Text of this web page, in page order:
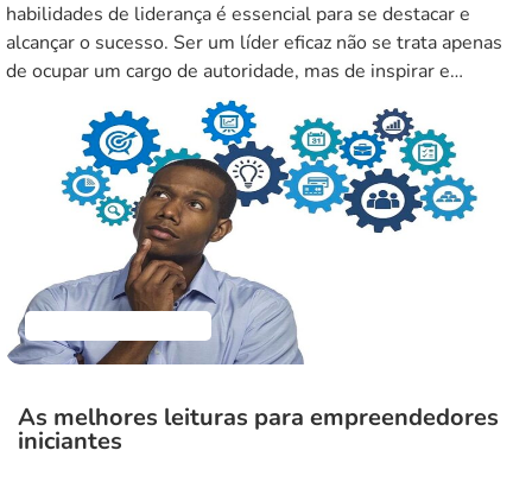
habilidades de liderança é essencial para se destacar e
alcançar o sucesso. Ser um líder eficaz não se trata apenas
de ocupar um cargo de autoridade, mas de inspirar e
influenciar positivamente os outros. Neste artigo, vamos
compartilhar dicas valiosas para você desenvolver suas
habilidades de liderança e […]
As melhores leituras para empreendedores
iniciantes